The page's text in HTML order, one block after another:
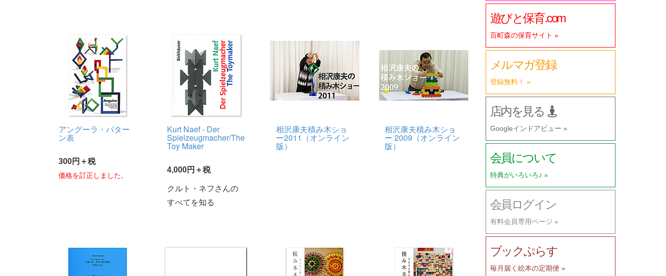
アングーラ・パター
ン表
300円＋税
価格を訂正しました。
Kurt Naef - Der
Spielzeugmacher/The
Toy Maker
4,000円＋税
クルト・ネフさんの
すべてを知る
相沢康夫積み木ショ
ー2011（オンライン
版）
相沢康夫積み木ショ
ー 2009（オンライン
版）
遊びと保育.com
百町森の保育サイト »
メルマガ登録
登録無料！ »
店内を見る
Googleインドアビュー »
会員について
特典がいろいろ♪ »
会員ログイン
有料会員専用ページ »
ブックぷらす
毎月届く絵本の定期便 »